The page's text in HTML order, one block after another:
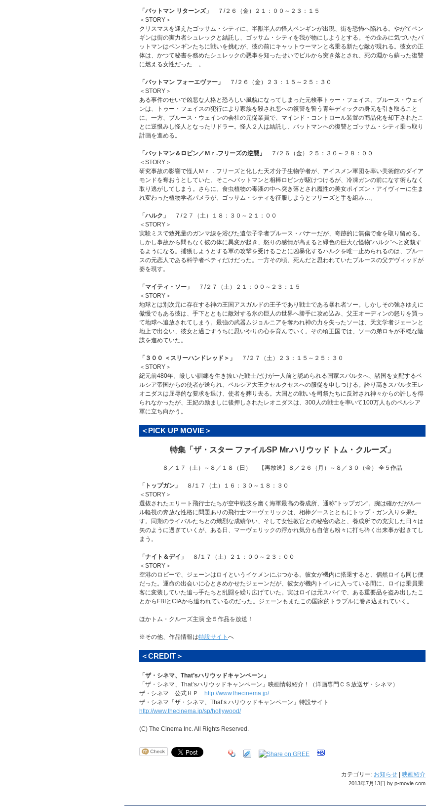
「バットマン リターンズ」
７/２６（金）２１：００～２３：１５
＜STORY＞
クリスマスを迎えたゴッサム・シティに、半獣半人の怪人ペンギンが出現、街を恐怖へ陥れる。やがてペン
ギンは街の実力者シュレックと結託し、ゴッサム・シティを我が物にしようとする。その企みに気づいたバ
ットマンはペンギンたちに戦いを挑むが、彼の前にキャットウーマンと名乗る新たな敵が現れる。彼女の正
体は、かつて秘書を務めたシュレックの悪事を知ったせいでビルから突き落とされ、死の淵から蘇った復讐
に燃える女性だった…。
「バットマン フォーエヴァー」
７/２６（金）２３：１５～２５：３０
＜STORY＞
ある事件のせいで凶悪な人格と恐ろしい風貌になってしまった元検事トゥー・フェイス。ブルース・ウェイ
ンは、トゥー・フェイスの犯行により家族を殺され悪への復讐を誓う青年ディックの身元を引き取ること
に。一方、ブルース・ウェインの会社の元従業員で、マインド・コントロール装置の商品化を却下されたこ
とに逆恨みし怪人となったリドラー。怪人２人は結託し、バットマンへの復讐とゴッサム・シティ乗っ取り
計画を進める。
「バットマン＆ロビン／Ｍｒ.フリーズの逆襲」
７/２６（金）２５：３０～２８：００
＜STORY＞
研究事故の影響で怪人Ｍｒ．フリーズと化した天才分子生物学者が、アイスメン軍団を率い美術館のダイア
モンドを奪おうとしていた。そこへバットマンと相棒ロビンが駆けつけるが、冷凍ガンの前になす術もなく
取り逃がしてしまう。さらに、食虫植物の毒液の中へ突き落とされ魔性の美女ポイズン・アイヴィーに生ま
れ変わった植物学者パメラが、ゴッサム・シティを征服しようとフリーズと手を組み…。
「ハルク」
７/２７（土）１８：３０～２１：００
＜STORY＞
実験ミスで致死量のガンマ線を浴びた遺伝子学者ブルース・バナーだが、奇跡的に無傷で命を取り留める。
しかし事故から間もなく彼の体に異変が起き、怒りの感情が高まると緑色の巨大な怪物“ハルク”へと変貌す
るようになる。捕獲しようとする軍の攻撃を受けるごとに凶暴化するハルクを唯一止められるのは、ブルー
スの元恋人である科学者ベティだけだった。一方その頃、死んだと思われていたブルースの父デヴィッドが
姿を現す。
「マイティ・ソー」
７/２７（土）２１：００～２３：１５
＜STORY＞
地球とは別次元に存在する神の王国アスガルドの王子であり戦士である暴れ者ソー。しかしその強さゆえに
傲慢でもある彼は、手下とともに敵対する氷の巨人の世界へ勝手に攻め込み、父王オーディンの怒りを買っ
て地球へ追放されてしまう。最強の武器ムジョルニアを奪われ神の力を失ったソーは、天文学者ジェーンと
地上で出会い、彼女と過ごすうちに思いやりの心を育んでいく。その頃王国では、ソーの弟ロキが不穏な陰
謀を進めていた。
「３００ ＜スリーハンドレッド＞」
７/２７（土）２３：１５～２５：３０
＜STORY＞
紀元前480年。厳しい訓練を生き抜いた戦士だけが一人前と認められる国家スパルタへ、諸国を支配するペ
ルシア帝国からの使者が送られ、ペルシア大王クセルクセスへの服従を申しつける。誇り高きスパルタ王レ
オニダスは屈辱的な要求を退け、使者を葬り去る。大国との戦いを司祭たちに反対され神々からの許しを得
られなかったが、王妃の励ましに後押しされたレオニダスは、300人の戦士を率いて100万人ものペルシア
軍に立ち向かう。
＜PICK UP MOVIE＞
特集「ザ・スター ファイルSP Mr.ハリウッド トム・クルーズ」
８／１７（土）～８／１８（日） 【再放送】８／２６（月）～８／３０（金） 全５作品
「トップガン」
８/１７（土）１６：３０～１８：３０
＜STORY＞
選抜されたエリート飛行士たちが空中戦技を磨く海軍最高の養成所、通称”トップガン”。腕は確かだがルー
ル軽視の奔放な性格に問題ありの飛行士マーヴェリックは、相棒グースとともにトップ・ガン入りを果た
す。同期のライバルたちとの熾烈な成績争い、そして女性教官との秘密の恋と、養成所での充実した日々は
矢のように過ぎていくが、ある日、マーヴェリックの浮かれ気分も自信も粉々に打ち砕く出来事が起きてし
まう。
「ナイト＆デイ」
８/１７（土）２１：００～２３：００
＜STORY＞
空港のロビーで、ジェーンはロイというイケメンにぶつかる。彼女が機内に搭乗すると、偶然ロイも同じ便
だった。運命の出会いに心ときめかせたジェーンだが、彼女が機内トイレに入っている間に、ロイは乗員乗
客に変装していた追っ手たちと乱闘を繰り広げていた。実はロイは元スパイで、ある重要品を盗み出したこ
とからFBIとCIAから追われているのだった。ジェーンもまたこの国家的トラブルに巻き込まれていく。
ほかトム・クルーズ主演 全５作品を放送！
※その他、作品情報は特設サイト へ
＜CREDIT＞
「ザ・シネマ、That’sハリウッドキャンペーン」
「ザ・シネマ、That’sハリウッドキャンペーン」映画情報紹介！（洋画専門ＣＳ放送ザ・シネマ）
ザ・シネマ 公式ＨＰ
http://www.thecinema.jp/
ザ・シネマ「ザ・シネマ、That’s ハリウッドキャンペーン」特設サイト
http://www.thecinema.jp/sp/hollywood/
(C) The Cinema Inc. All Rights Reserved.
カテゴリー: お知らせ 映画紹介
2013年7月13日 by p-movie.com